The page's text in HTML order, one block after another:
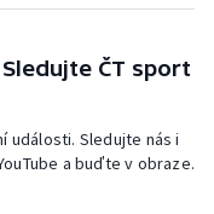
ČT sport
události. Sledujte nás i
a buďte v obraze.